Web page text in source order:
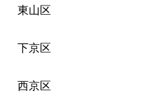
東山区
下京区
西京区